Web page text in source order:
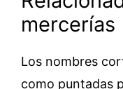
mercerías
Los nombres
como puntadas